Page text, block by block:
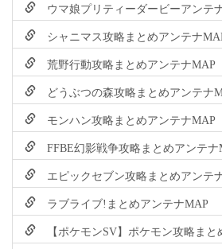
ウマ娘プリティーダービーアンテ
シャニマス攻略まとめアンテナ
荒野行動攻略まとめアンテナMAP
どうぶつの森攻略まとめアンテナ
モンハン攻略まとめアンテナMAP
FFBE幻影戦争攻略まとめアンテナ
エピックセブン攻略まとめアンテ
ラブライブ!まとめアンテナMAP
【ポケモンSV】ポケモン攻略まと